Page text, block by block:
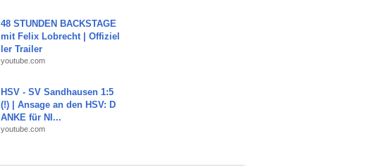
48 STUNDEN BACKSTAGE
mit Felix Lobrecht | Offiziel
ler Trailer
youtube.com
HSV - SV Sandhausen 1:5
(!) | Ansage an den HSV: D
ANKE für NI...
youtube.com